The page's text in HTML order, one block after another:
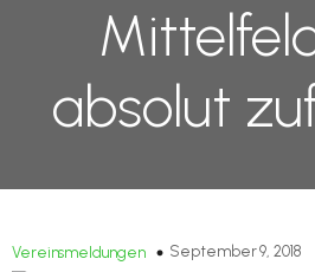
absolut
Vereinsmeldungen September 9, 2018